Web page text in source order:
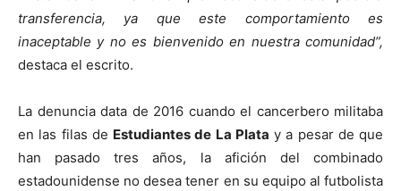
transferencia, ya que este comportamiento es
inaceptable y no es bienvenido en nuestra comunidad”,
destaca el escrito.
La denuncia data de 2016 cuando el cancerbero militaba
en las filas de Estudiantes de La Plata y a pesar de que
han pasado tres años, la afición del combinado
estadounidense no desea tener en su equipo al futbolista